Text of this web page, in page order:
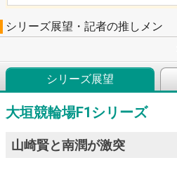
シリーズ展望・記者の推しメン
シリーズ展望
大垣競輪場F1シリーズ
山崎賢と南潤が激突